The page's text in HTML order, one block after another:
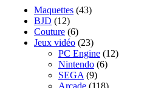
Maquettes (43)
BJD (12)
Couture (6)
Jeux vidéo (23)
PC Engine (12)
Nintendo (6)
SEGA (9)
Arcade (118)